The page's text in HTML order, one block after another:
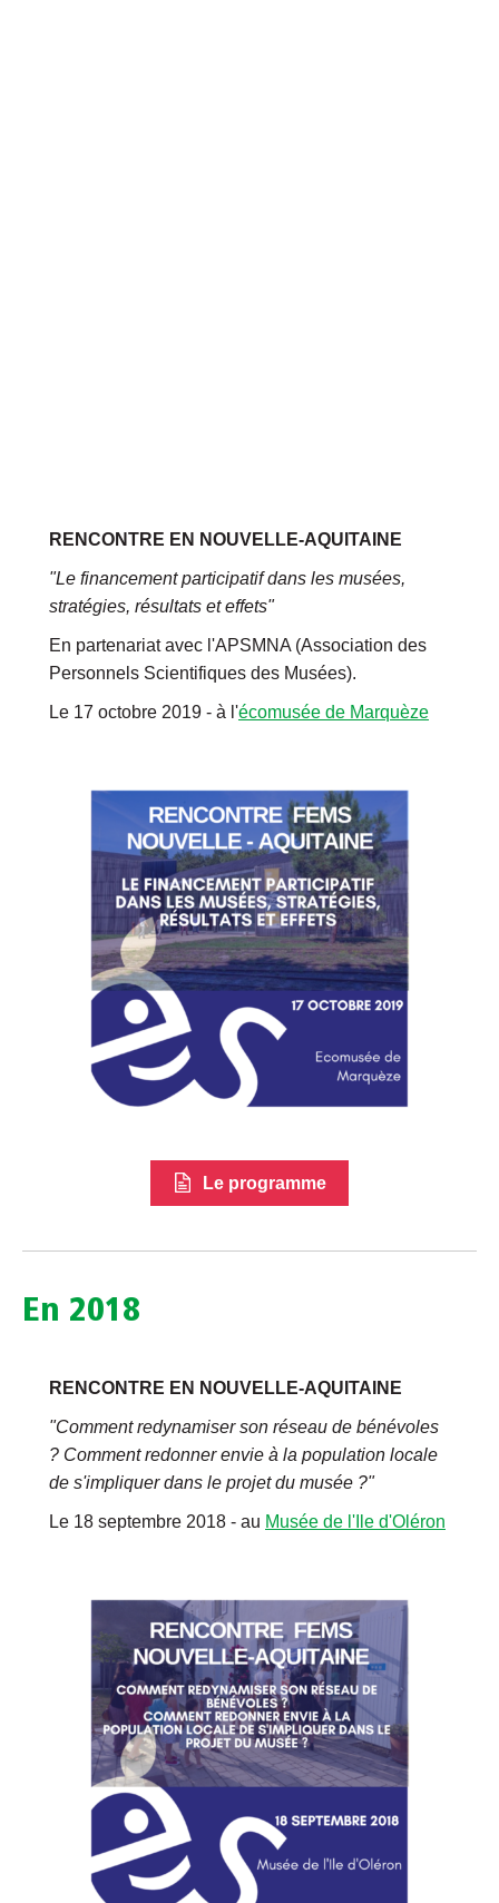
RENCONTRE EN NOUVELLE-AQUITAINE
"Le financement participatif dans les musées,
stratégies, résultats et effets"
En partenariat avec l'APSMNA (Association des
Personnels Scientifiques des Musées).
Le 17 octobre 2019 - à l'écomusée de Marquèze
Le programme
En 2018
RENCONTRE EN NOUVELLE-AQUITAINE
"Comment redynamiser son réseau de bénévoles
? Comment redonner envie à la population locale
de s'impliquer dans le projet du musée ?"
Le 18 septembre 2018 - au Musée de l'Ile d'Oléron